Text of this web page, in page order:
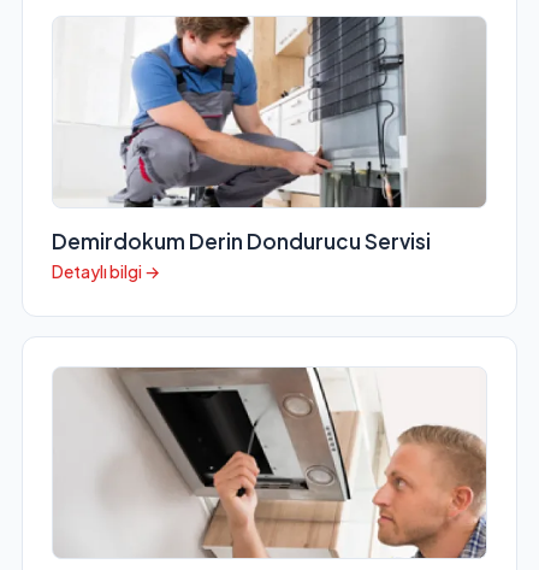
Demirdokum Derin Dondurucu Servisi
Detaylı bilgi →